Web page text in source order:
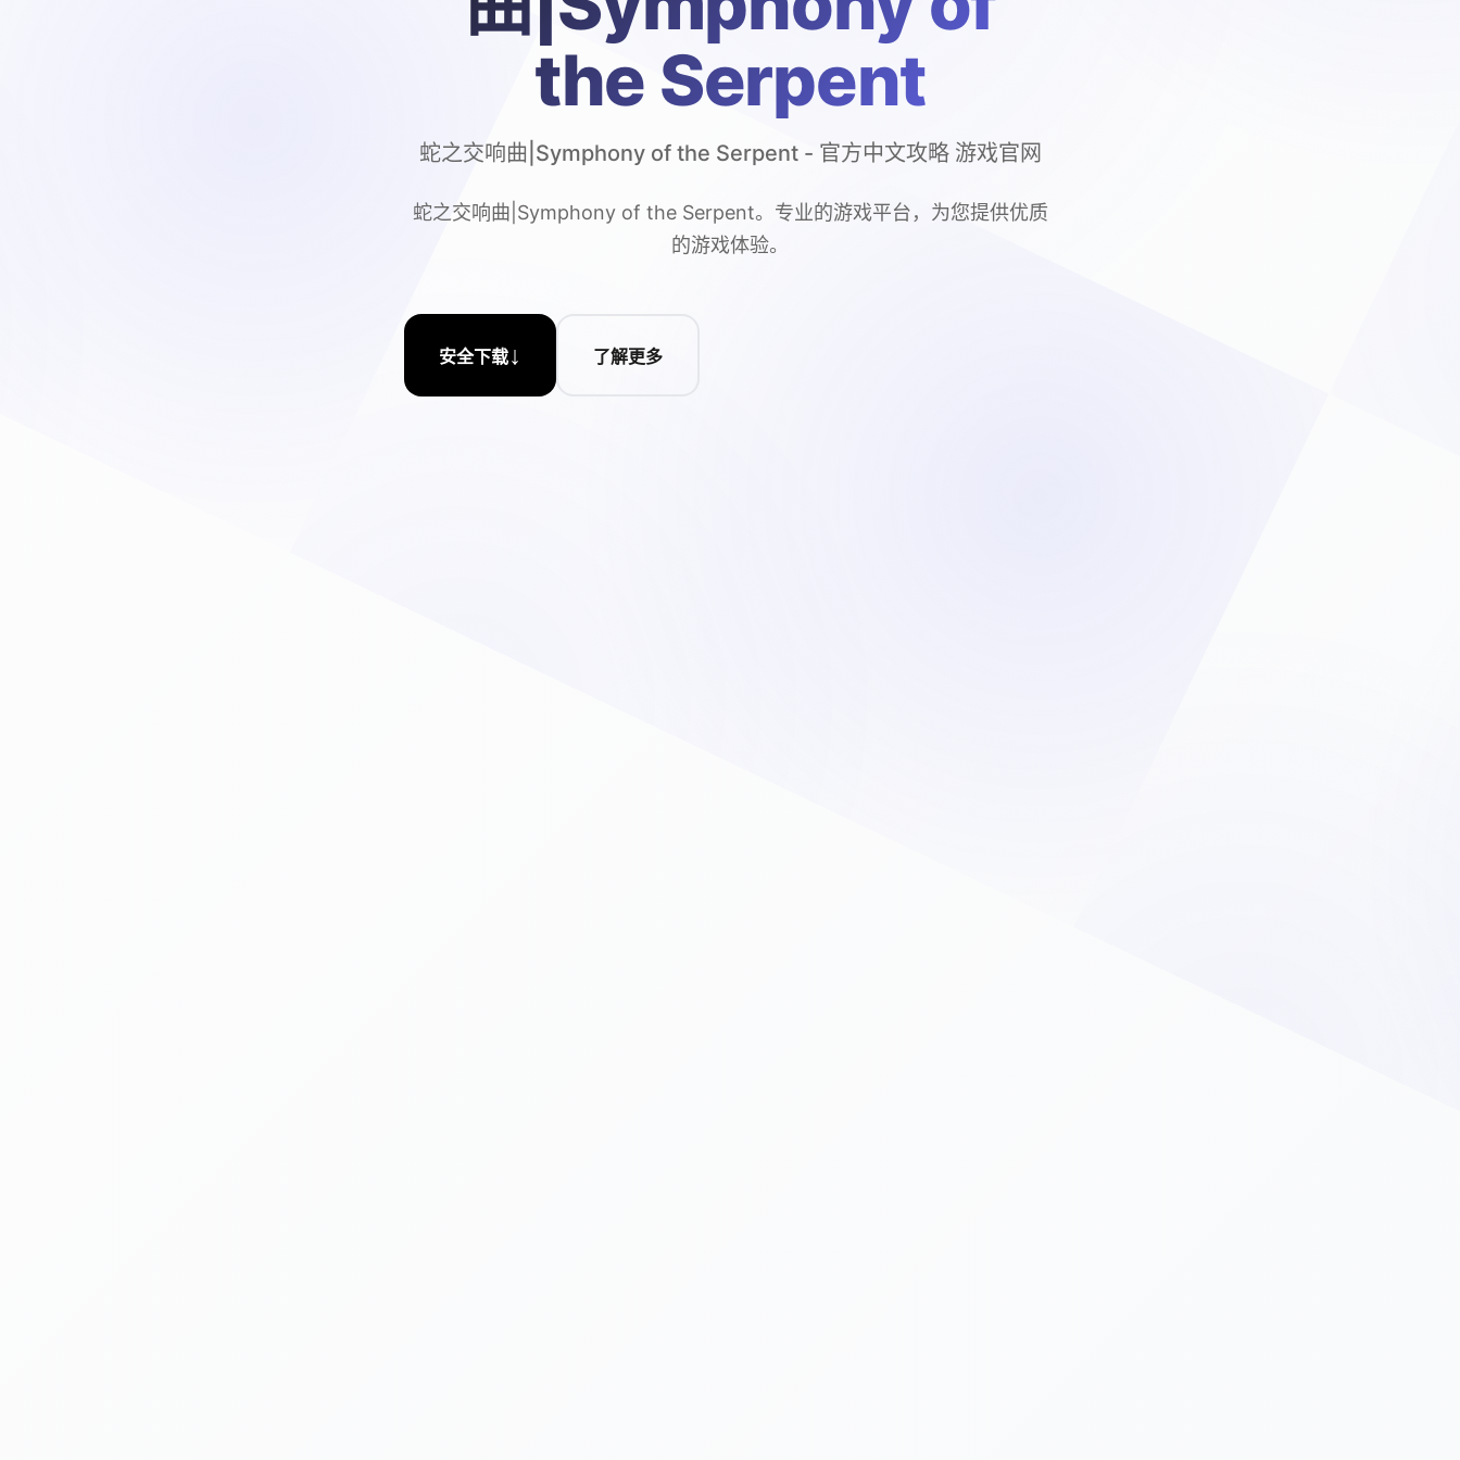
the Serpent
蛇之交响曲|Symphony of the Serpent - 官方中文攻略 游戏官网
蛇之交响曲|Symphony of the Serpent。专业的游戏平台，为您提供优质
的游戏体验。
安全下载↓ 了解更多